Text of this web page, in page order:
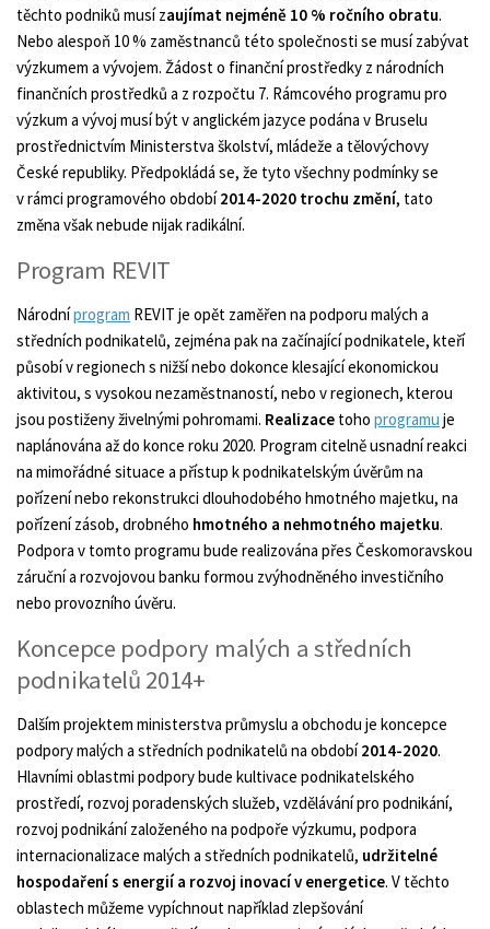
těchto podniků musí zaujímat nejméně 10 % ročního obratu.
Nebo alespoň 10 % zaměstnanců této společnosti se musí zabývat
výzkumem a vývojem. Žádost o finanční prostředky z národních
finančních prostředků a z rozpočtu 7. Rámcového programu pro
výzkum a vývoj musí být v anglickém jazyce podána v Bruselu
prostřednictvím Ministerstva školství, mládeže a tělovýchovy
České republiky. Předpokládá se, že tyto všechny podmínky se
v rámci programového období2014-2020 trochu změní, tato
změna však nebude nijak radikální.
Program REVIT
Národníprogram REVIT je opět zaměřen na podporu malých a
středních podnikatelů, zejména pak na začínající podnikatele, kteří
působí v regionech s nižší nebo dokonce klesající ekonomickou
aktivitou, s vysokou nezaměstnaností, nebo v regionech, kterou
jsou postiženy živelnými pohromami. Realizace toho programu je
naplánována až do konce roku 2020. Program citelně usnadní reakci
na mimořádné situace a přístup k podnikatelským úvěrům na
pořízení nebo rekonstrukci dlouhodobého hmotného majetku, na
pořízení zásob, drobného hmotného a nehmotného majetku.
Podpora v tomto programu bude realizována přes Českomoravskou
záruční a rozvojovou banku formou zvýhodněného investičního
nebo provozního úvěru.
Koncepce podpory malých a středních
podnikatelů 2014+
Dalším projektem ministerstva průmyslu a obchodu je koncepce
podpory malých a středních podnikatelů na období2014-2020.
Hlavními oblastmi podpory bude kultivace podnikatelského
prostředí, rozvoj poradenských služeb, vzdělávání pro podnikání,
rozvoj podnikání založeného na podpoře výzkumu, podpora
internacionalizace malých a středních podnikatelů, udržitelné
hospodaření s energií a rozvoj inovací v energetice. V těchto
oblastech můžeme vypíchnout například zlepšování